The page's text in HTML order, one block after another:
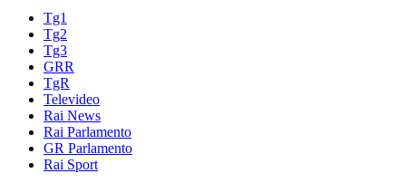
Tg1
Tg2
Tg3
GRR
TgR
Televideo
Rai News
Rai Parlamento
GR Parlamento
Rai Sport